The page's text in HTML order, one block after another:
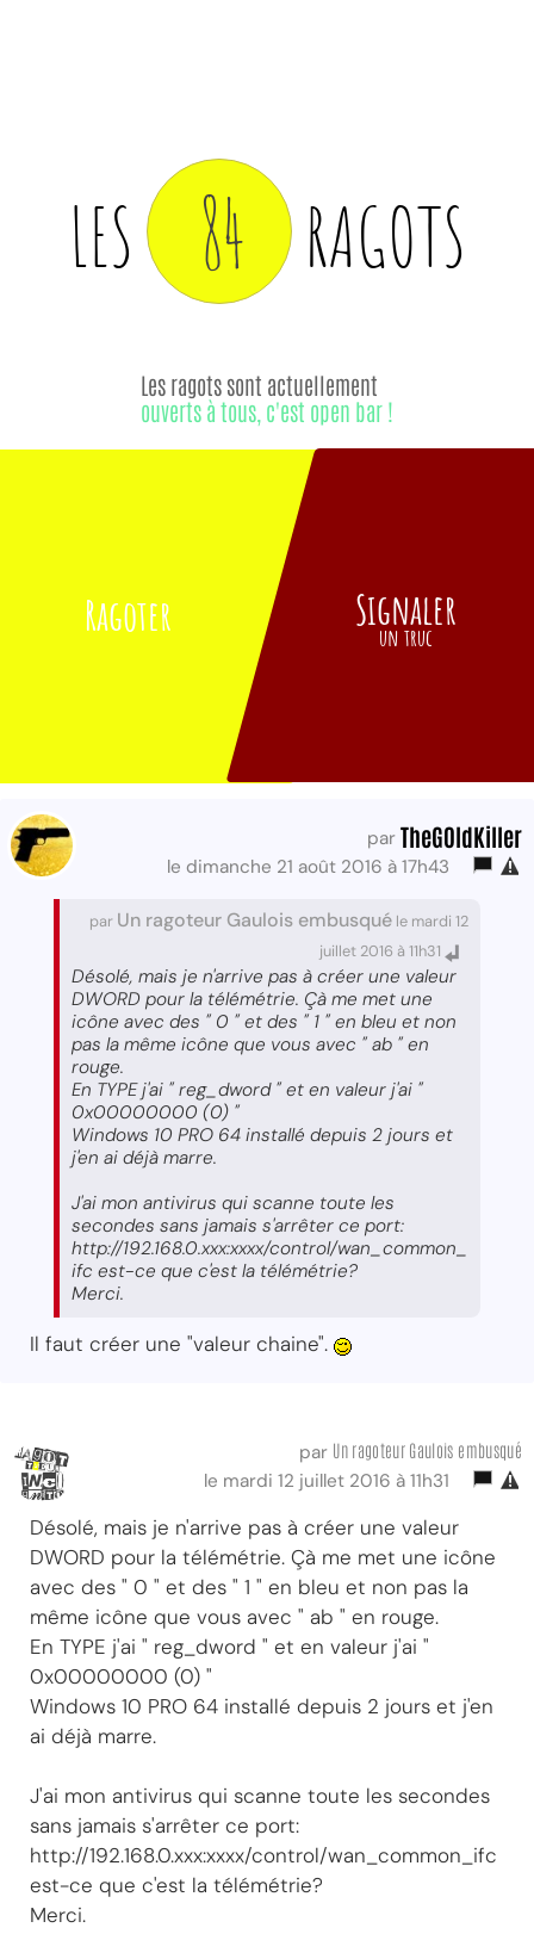
LES 84 RAGOTS
Ragoter
Les ragots sont actuellement
ouverts à tous, c'est open bar !
Signaler
un truc
par TheG0ldKiller
le dimanche 21 août 2016 à 17h43
par Un ragoteur Gaulois embusqué le mardi 12
juillet 2016 à 11h31
Désolé, mais je n'arrive pas à créer une valeur
DWORD pour la télémétrie. Çà me met une
icône avec des " 0 " et des " 1 " en bleu et non
pas la même icône que vous avec " ab " en
rouge.
En TYPE j'ai " reg_dword " et en valeur j'ai "
0x00000000 (0) "
Windows 10 PRO 64 installé depuis 2 jours et
j'en ai déjà marre.
J'ai mon antivirus qui scanne toute les
secondes sans jamais s'arrêter ce port:
http://192.168.0.xxx:xxxx/control/wan_common_
ifc est-ce que c'est la télémétrie?
Merci.
Il faut créer une "valeur chaine".
par Un ragoteur Gaulois embusqué
le mardi 12 juillet 2016 à 11h31
Désolé, mais je n'arrive pas à créer une valeur
DWORD pour la télémétrie. Çà me met une icône
avec des " 0 " et des " 1 " en bleu et non pas la
même icône que vous avec " ab " en rouge.
En TYPE j'ai " reg_dword " et en valeur j'ai "
0x00000000 (0) "
Windows 10 PRO 64 installé depuis 2 jours et j'en
ai déjà marre.
J'ai mon antivirus qui scanne toute les secondes
sans jamais s'arrêter ce port:
http://192.168.0.xxx:xxxx/control/wan_common_ifc
est-ce que c'est la télémétrie?
Merci.